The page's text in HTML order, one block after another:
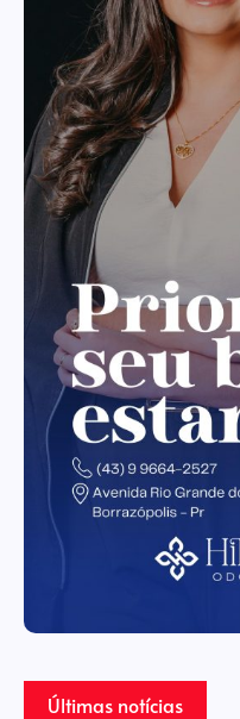
Últimas notícias